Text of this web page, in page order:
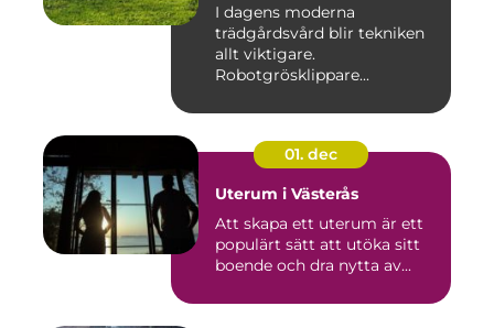
I dagens moderna
trädgårdsvård blir tekniken
allt viktigare.
Robotgrösklippare...
01. dec
Uterum i Västerås
Att skapa ett uterum är ett
populärt sätt att utöka sitt
boende och dra nytta av...